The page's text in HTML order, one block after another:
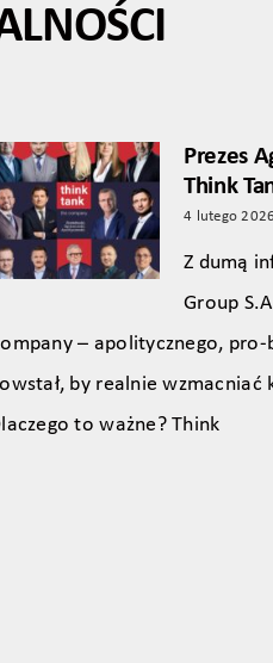
Prezes
Think
4 lutego 2026
Z dumą
Group
– apolitycznego,
by realnie
to ważne? Think